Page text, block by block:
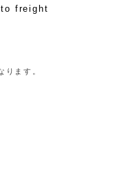
freight
ます。